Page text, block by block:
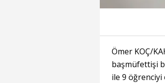
Ömer KOÇ/
başmüfettişi
ile 9